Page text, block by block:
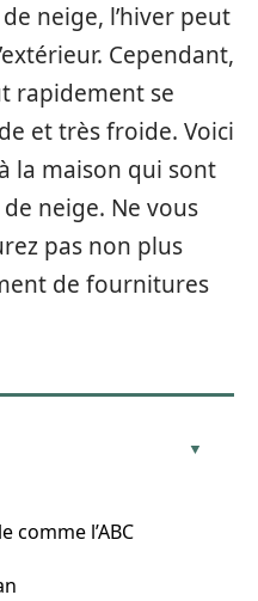
neige, l’hiver peut
Cependant,
rapidement se
et très froide. Voici
la maison qui sont
neige. Ne vous
pas non plus
de fournitures
comme l’ABC